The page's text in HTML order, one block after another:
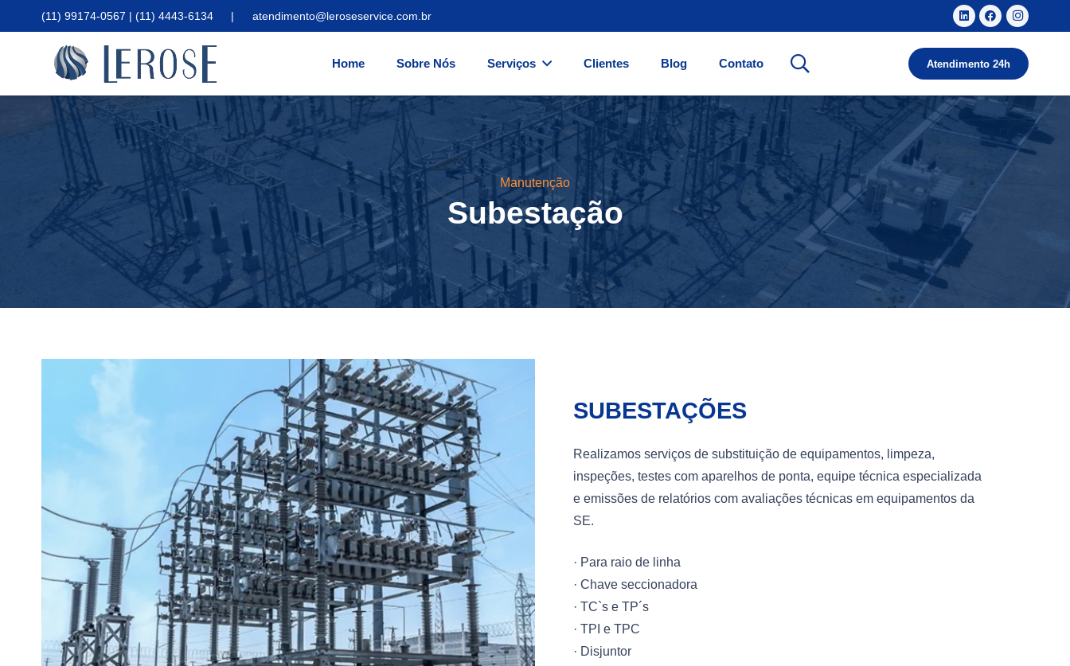
(11) 99174-0567 | (11) 4443-6134 | atendimento@leroseservice.com.br
Home Sobre Nós Serviços Clientes Blog Contato Atendimento 24h
Manutenção
Subestação
SUBESTAÇÕES
Realizamos serviços de substituição de equipamentos, limpeza,
inspeções, testes com aparelhos de ponta, equipe técnica especializada
e emissões de relatórios com avaliações técnicas em equipamentos da
SE.
· Para raio de linha
· Chave seccionadora
· TC`s e TP´s
· TPI e TPC
· Disjuntor